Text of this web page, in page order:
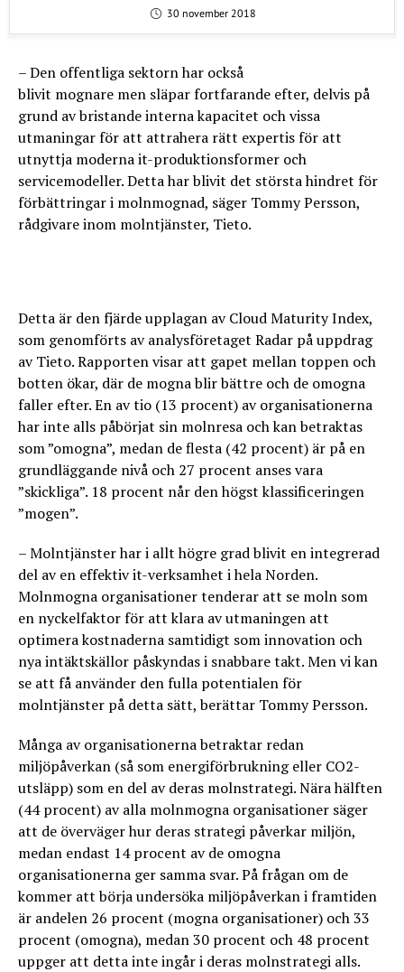
30 november 2018
– Den offentliga sektorn har också
blivit mognare men släpar fortfarande efter, delvis på
grund av bristande interna kapacitet och vissa
utmaningar för att attrahera rätt expertis för att
utnyttja moderna it-produktionsformer och
servicemodeller. Detta har blivit det största hindret för
förbättringar i molnmognad, säger Tommy Persson,
rådgivare inom molntjänster, Tieto.
Detta är den fjärde upplagan av Cloud Maturity Index,
som genomförts av analysföretaget Radar på uppdrag
av Tieto. Rapporten visar att gapet mellan toppen och
botten ökar, där de mogna blir bättre och de omogna
faller efter. En av tio (13 procent) av organisationerna
har inte alls påbörjat sin molnresa och kan betraktas
som ”omogna”, medan de flesta (42 procent) är på en
grundläggande nivå och 27 procent anses vara
”skickliga”. 18 procent når den högst klassificeringen
”mogen”.
– Molntjänster har i allt högre grad blivit en integrerad
del av en effektiv it-verksamhet i hela Norden.
Molnmogna organisationer tenderar att se moln som
en nyckelfaktor för att klara av utmaningen att
optimera kostnaderna samtidigt som innovation och
nya intäktskällor påskyndas i snabbare takt. Men vi kan
se att få använder den fulla potentialen för
molntjänster på detta sätt, berättar Tommy Persson.
Många av organisationerna betraktar redan
miljöpåverkan (så som energiförbrukning eller CO2-
utsläpp) som en del av deras molnstrategi. Nära hälften
(44 procent) av alla molnmogna organisationer säger
att de överväger hur deras strategi påverkar miljön,
medan endast 14 procent av de omogna
organisationerna ger samma svar. På frågan om de
kommer att börja undersöka miljöpåverkan i framtiden
är andelen 26 procent (mogna organisationer) och 33
procent (omogna), medan 30 procent och 48 procent
uppger att detta inte ingår i deras molnstrategi alls.